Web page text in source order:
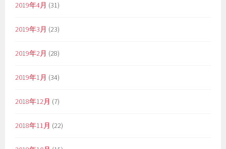
2019年4月 (31)
2019年3月 (23)
2019年2月 (28)
2019年1月 (34)
2018年12月 (7)
2018年11月 (22)